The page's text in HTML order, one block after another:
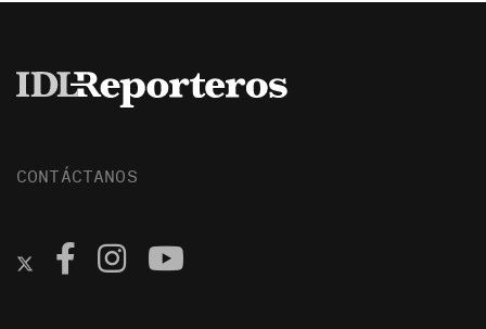
CONTÁCTANOS